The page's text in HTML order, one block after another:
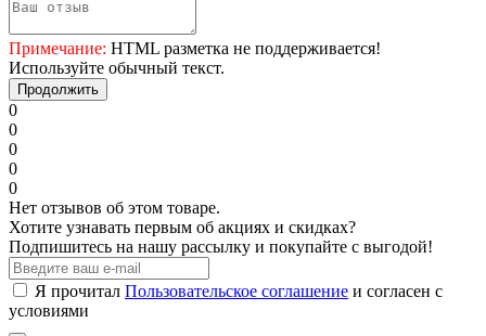
Примечание: HTML разметка не поддерживается!
Используйте обычный текст.
Продолжить
0
0
0
0
0
Нет отзывов об этом товаре.
Хотите узнавать первым об акциях и скидках?
Подпишитесь на нашу рассылку и покупайте с выгодой!
Я прочитал Пользовательское соглашение и согласен с
условиями